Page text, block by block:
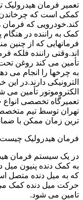
تعمیر فرمان هیدرولیک
کمکی است که چرخاندن
کند.خودرویی که فرمان
کمک به راننده در
فرمانهایی که از چنین
اند.وقتی راننده فلکه
تأمین می کند روغن
به چرخها را انجام می
الترونیکی دارند.در
الکتروموتور تأمین می
تعمیرگاه تخصصی
تهران توسط تیم
ترین زمان ممکن با ضمانت ۱۲ ماهه و با مناسب
فرمان هیدرولیک
در یک سیستم فرمان
به کمک دنده پنیون میل
که به میل دنده متصل
حرکت میل دنده کمک
تامین می شود.